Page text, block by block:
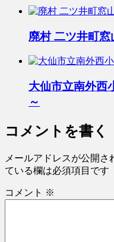
廃村 二ツ井町窓
大仙市立南外西
～
コメントを書く
メールアドレスが公開さ
ている欄は必須項目です
コメント ※